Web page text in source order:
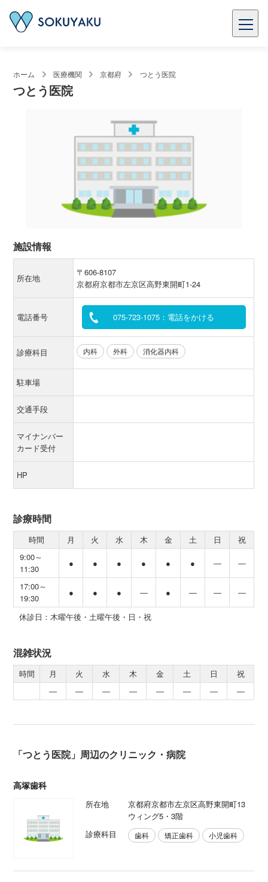
ホーム 医療機関 京都府 つとう医院
つとう医院
施設情報
所在地
〒606-8107
京都府京都市左京区高野東開町1-24
電話番号 075-723-1075：電話をかける
診療科目 内科 外科 消化器内科
駐車場
交通手段
マイナンバー
カード受付
HP
診療時間
時間 月 火 水 木 金 土 日
祝
9:00～
11:30
● ● ● ● ● ● ― ―
17:00～
19:30
● ● ● ― ● ― ― ―
休診日：木曜午後・土曜午後・日・祝
混雑状況
時間 月 火 水 木 金 土 日
祝
―
― ― ― ― ― ― ―
「つとう医院」周辺のクリニック・病院
高塚歯科
所在地
京都府京都市左京区高野東開町13
ウィング5・3階
診療科目
歯科 矯正歯科 小児歯科